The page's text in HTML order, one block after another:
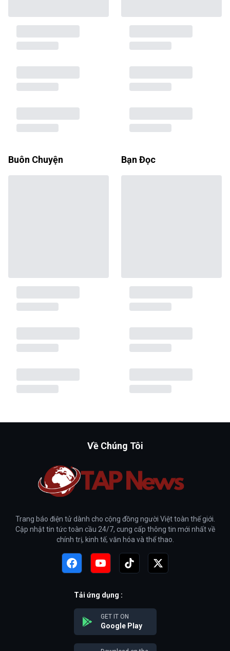
Buôn Chuyện Bạn Đọc
Về Chúng Tôi
Trang báo điện tử dành cho cộng đồng người Việt toàn thế giới.
Cập nhật tin tức toàn cầu 24/7, cung cấp thông tin mới nhất về
chính trị, kinh tế, văn hóa và thể thao.
Tải ứng dụng :
GET IT ON
Google Play